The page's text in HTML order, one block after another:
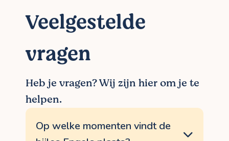
Veelgestelde
vragen
Heb je vragen? Wij zijn hier om je te
helpen.
Op welke momenten vindt de